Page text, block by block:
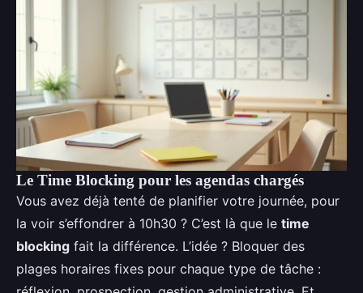
Le Time Blocking pour les agendas chargés
Vous avez déjà tenté de planifier votre journée, pour
la voir s’effondrer à 10h30 ? C’est là que le time
blocking fait la différence. L’idée ? Bloquer des
plages horaires fixes pour chaque type de tâche :